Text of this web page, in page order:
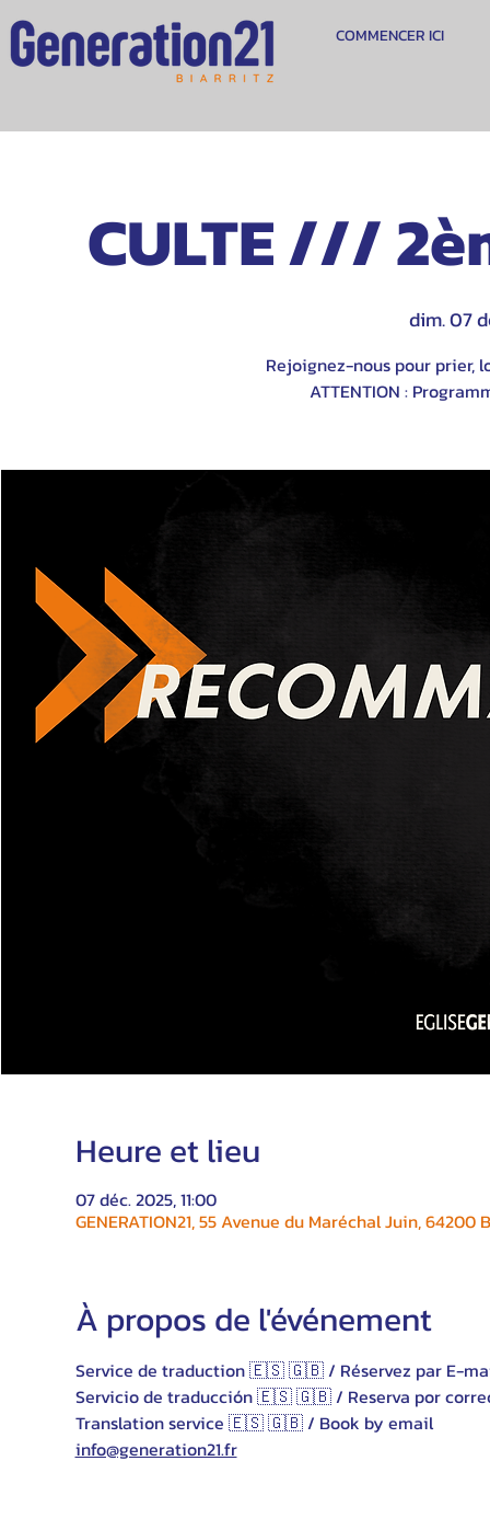
COMMENCER ICI
CULTE ///
dim. 07
Rejoignez-nous pour prier,
ATTENTION :
Heure et lieu
07 déc. 2025, 11:00
GENERATION21, 55 Avenue du Maréchal Juin, 64200
À propos de l'événement
Service de traduction 🇪🇸 🇬🇧 / Réservez par E-
Servicio de traducción 🇪🇸 🇬🇧 / Reserva por
Translation service 🇪🇸 🇬🇧 / Book by email
info@generation21.fr